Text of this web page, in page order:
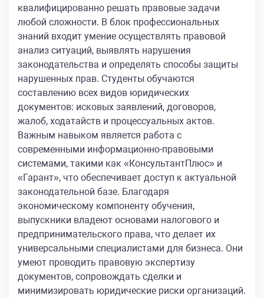
квалифицированно решать правовые задачи
любой сложности. В блок профессиональных
знаний входит умение осуществлять правовой
анализ ситуаций, выявлять нарушения
законодательства и определять способы защиты
нарушенных прав. Студенты обучаются
составлению всех видов юридических
документов: исковых заявлений, договоров,
жалоб, ходатайств и процессуальных актов.
Важным навыком является работа с
современными информационно-правовыми
системами, такими как «КонсультантПлюс» и
«Гарант», что обеспечивает доступ к актуальной
законодательной базе. Благодаря
экономическому компоненту обучения,
выпускники владеют основами налогового и
предпринимательского права, что делает их
универсальными специалистами для бизнеса. Они
умеют проводить правовую экспертизу
документов, сопровождать сделки и
минимизировать юридические риски организаций.